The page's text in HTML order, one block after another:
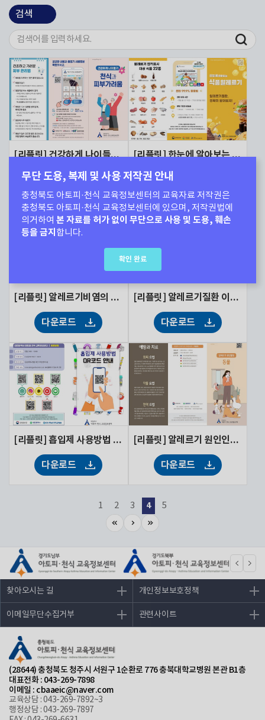
[리플릿] 건강하게 나이들기-천식과 피부가려움
다운로드
[리플릿] 한눈에 알아보는 식품알레르기
다운로드
[리플릿] 알레르기비염의 환경관리
다운로드
[리플릿] 알레르기질환 이것만은 꼭!
다운로드
[리플릿] 흡입제 사용방법 QR코드 안내(성인용)
다운로드
[리플릿] 알레르기 원인인자-동물
다운로드
1 2 3 4 5
무단 도용, 복제 및 사용 저작권 안내
충청북도 아토피·천식 교육정보센터의 교육자료 저작권은
충청북도 아토피·천식 교육정보센터에 있으며, 저작권법에
의거하여 본 자료를 허가 없이 무단으로 사용 및 도용, 훼손
등을 금지 합니다.
확인 완료
찾아오시는 길 개인정보보호정책
이메일무단수집거부 관련사이트
(28644) 충청북도 청주시 서원구 1순환로 776 충북대학교병원 본관 B1층
대표전화 : 043-269-7898
이메일 : cbaaeic@naver.com
교육상담 : 043-269-7892~3
행정상담 : 043-269-7897